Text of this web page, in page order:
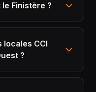
Finistère ?
locales CCI
?